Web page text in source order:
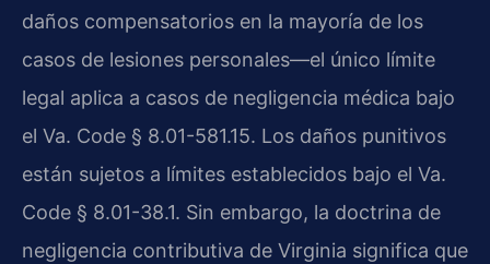
daños compensatorios en la mayoría de los
casos de lesiones personales—el único límite
legal aplica a casos de negligencia médica bajo
el Va. Code § 8.01-581.15. Los daños punitivos
están sujetos a límites establecidos bajo el Va.
Code § 8.01-38.1. Sin embargo, la doctrina de
negligencia contributiva de Virginia significa que